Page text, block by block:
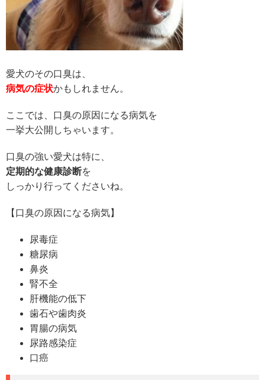
愛犬のその口臭は、
病気の症状かもしれません。
ここでは、口臭の原因になる病気を
一挙大公開しちゃいます。
口臭の強い愛犬は特に、
定期的な健康診断を
しっかり行ってくださいね。
【口臭の原因になる病気】
尿毒症
糖尿病
鼻炎
腎不全
肝機能の低下
歯石や歯肉炎
胃腸の病気
尿路感染症
口癌